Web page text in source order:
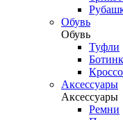
Обувь
Обувь
Туфли
Аксессуары
Аксессуары
Ремни